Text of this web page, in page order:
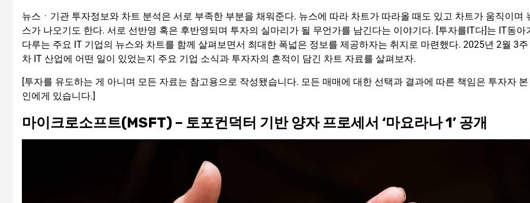
뉴스ㆍ기관 투자정보와 차트 분석은 서로 부족한 부분을 채워준다. 뉴스에 따라 차트가 따라올 때도 있고 차트가 움직이며
스가 나오기도 한다. 서로 선반영 혹은 후반영되며 투자의 실마리가 될 무언가를 남긴다는 이야기다. [투자를IT다]는 IT동아
다루는 주요 IT 기업의 뉴스와 차트를 함께 살펴보면서 최대한 폭넓은 정보를 제공하자는 취지로 마련했다. 2025년 2월 3주
차 IT 산업에 어떤 일이 있었는지 주요 기업 소식과 투자자의 흔적이 담긴 차트 자료를 살펴보자.
[투자를 유도하는 게 아니며 모든 자료는 참고용으로 작성됐습니다. 모든 매매에 대한 선택과 결과에 따른 책임은 투자자 본
인에게 있습니다.]
마이크로소프트(MSFT) – 토포컨덕터 기반 양자 프로세서 ‘마요라나 1’ 공개